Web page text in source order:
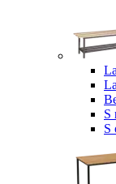
S
S